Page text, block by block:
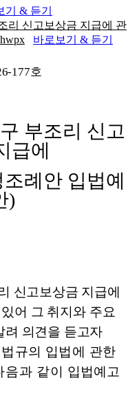
기 & 듣기
리 신고보상금 지급에 관
바로보기 & 듣기
177호
부조리 신고
급에
례안 입법예
)
신고보상금 지급에
어 그 취지와 주요
려 의견을 듣고자
규의 입법에 관한
음과 같이 입법예고